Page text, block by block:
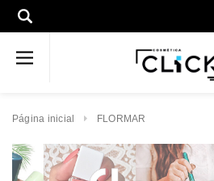
Página inicial FLORMAR